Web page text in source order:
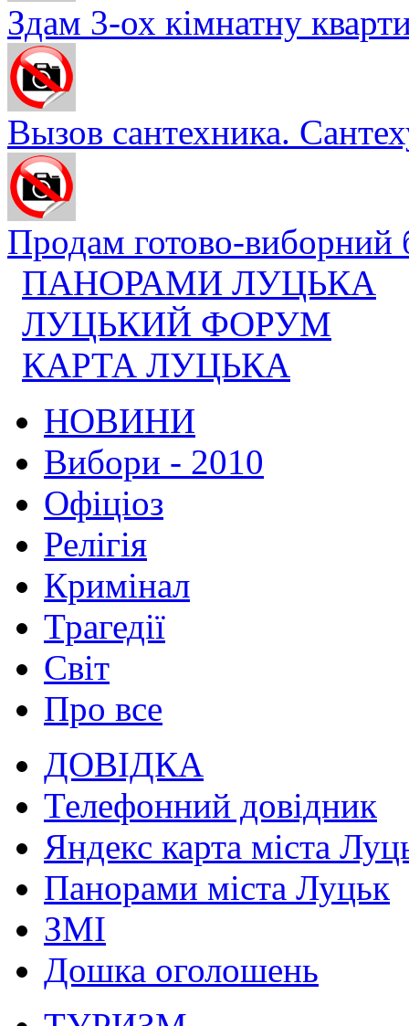
Здам 3-ох кімнатну
Вызов сантехника.
Продам готово-виборний
ПАНОРАМИ ЛУЦЬКА
ЛУЦЬКИЙ ФОРУМ
КАРТА ЛУЦЬКА
НОВИНИ
Вибори - 2010
Офіціоз
Релігія
Кримінал
Трагедії
Світ
Про все
ДОВІДКА
Телефонний довідник
Яндекс карта міста
Панорами міста Луцьк
ЗМІ
Дошка оголошень